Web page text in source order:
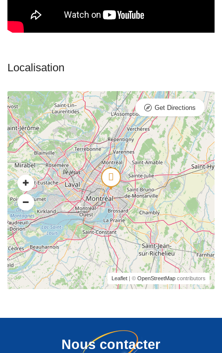
Leaflet | © OpenStreetMap contributors
Get Directions
Nous contacter